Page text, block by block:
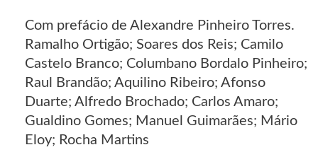
Com prefácio de Alexandre Pinheiro Torres.
Ramalho Ortigão; Soares dos Reis; Camilo
Castelo Branco; Columbano Bordalo Pinheiro;
Raul Brandão; Aquilino Ribeiro; Afonso
Duarte; Alfredo Brochado; Carlos Amaro;
Gualdino Gomes; Manuel Guimarães; Mário
Eloy; Rocha Martins